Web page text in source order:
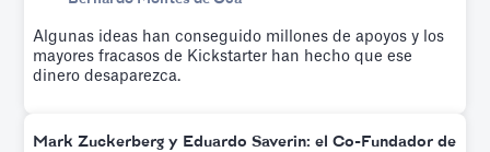
Algunas ideas han conseguido millones de apoyos y los
mayores fracasos de Kickstarter han hecho que ese
dinero desaparezca.
Mark Zuckerberg y Eduardo Saverin: el Co-Fundador de